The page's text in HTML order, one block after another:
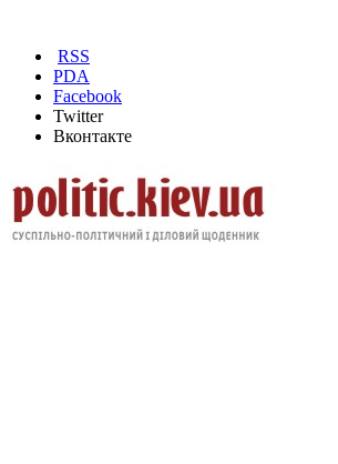
RSS
PDA
Facebook
Twitter
Вконтакте